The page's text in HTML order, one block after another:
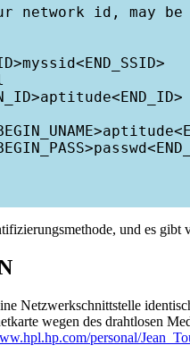
network id, may
und es
Netzwerkschnittstelle
wegen des drahtlosen
personal/